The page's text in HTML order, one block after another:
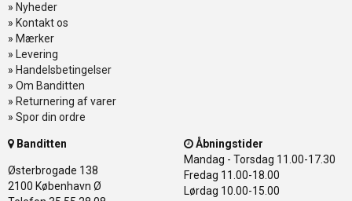
» Nyheder
» Kontakt os
» Mærker
» Levering
» Handelsbetingelser
» Om Banditten
» Returnering af varer
» Spor din ordre
Banditten
Østerbrogade 138
2100 København Ø
Åbningstider
Mandag - Torsdag 11.00-17.30
Fredag 11.00-18.00
Lørdag 10.00-15.00